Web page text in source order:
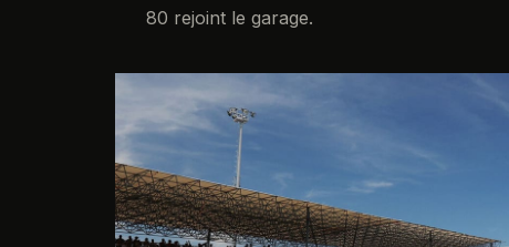
80 rejoint le garage.